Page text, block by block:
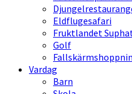
Eldflugesafari
Fruktlandet
Golf
Vardag
Barn